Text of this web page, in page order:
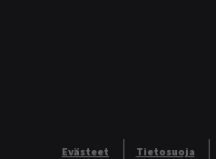
Evästeet Tietosuoja